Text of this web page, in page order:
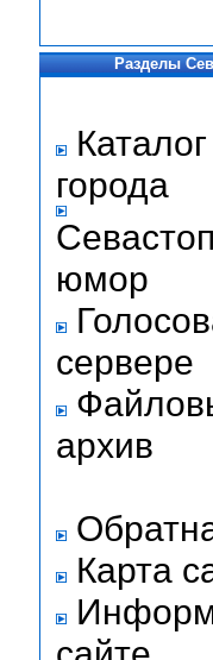
Разделы
города
юмор
сервере
архив
Карта